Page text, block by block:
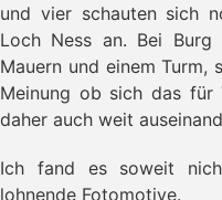
und vier schauten sich
Loch Ness an. Bei
Mauern und einem Turm,
Meinung ob sich das für
daher auch weit
Ich fand es soweit
lohnende Fotomotive.